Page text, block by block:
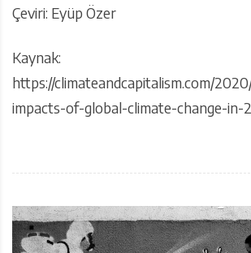
Çeviri: Eyüp Özer
Kaynak:
https://climateandcapitalism.com/
impacts-of-global-climate-change-in-